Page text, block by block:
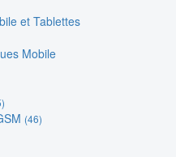
et Tablettes
Mobile
(46)